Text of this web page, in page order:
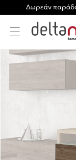
Δωρεάν